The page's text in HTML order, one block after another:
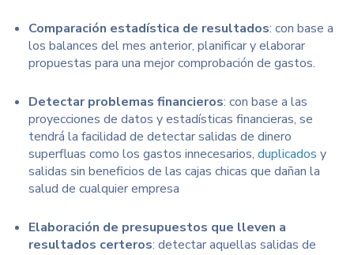
Comparación estadística de resultados: con base a
los balances del mes anterior, planificar y elaborar
propuestas para una mejor comprobación de gastos.
Detectar problemas financieros: con base a las
proyecciones de datos y estadísticas financieras, se
tendrá la facilidad de detectar salidas de dinero
superfluas como los gastos innecesarios, duplicados y
salidas sin beneficios de las cajas chicas que dañan la
salud de cualquier empresa
Elaboración de presupuestos que lleven a
resultados certeros: detectar aquellas salidas de